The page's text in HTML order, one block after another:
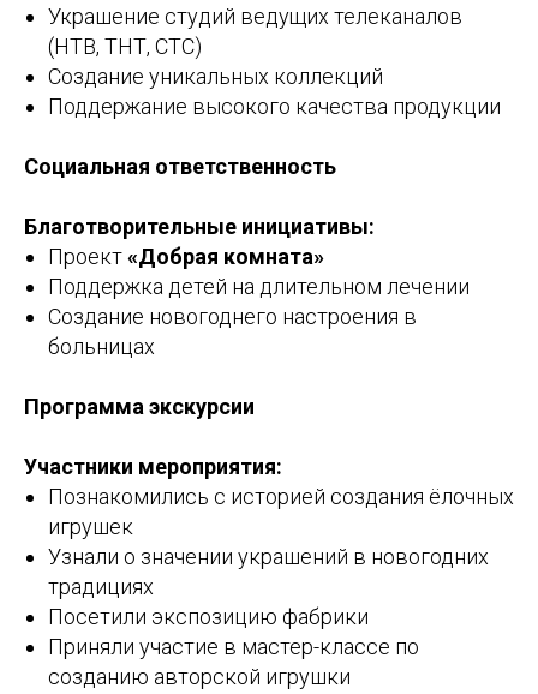
Украшение студий ведущих телеканалов
(НТВ, ТНТ, СТС)
Создание уникальных коллекций
Поддержание высокого качества продукции
Социальная ответственность
Благотворительные инициативы:
Проект«Добрая комната»
Поддержка детей на длительном лечении
Создание новогоднего настроения в
больницах
Программа экскурсии
Участники мероприятия:
Познакомились с историей создания ёлочных
игрушек
Узнали о значении украшений в новогодних
традициях
Посетили экспозицию фабрики
Приняли участие в мастер-классе по
созданию авторской игрушки